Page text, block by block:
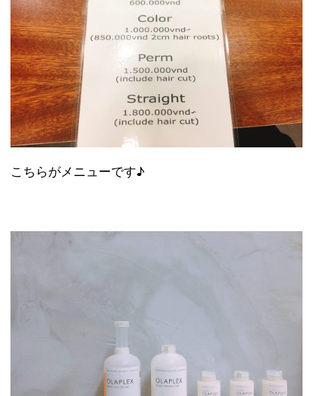
こちらがメニューです♪